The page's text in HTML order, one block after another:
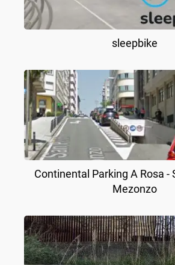
sleepbike
Continental Parking A Rosa -
Mezonzo